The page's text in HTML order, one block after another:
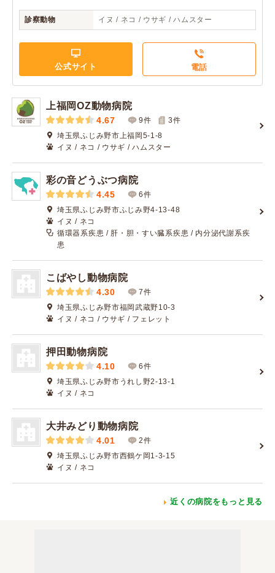
診察動物 イヌ / ネコ / ウサギ / ハムスター
公式サイト 電話
上福岡OZ動物病院
4.67 9件 3件
埼玉県ふじみ野市上福岡5-1-8
イヌ / ネコ / ウサギ / ハムスター
彩の音どうぶつ病院
4.45
6件
埼玉県ふじみ野市ふじみ野4-13-48
イヌ / ネコ
循環器系疾患 / 肝・胆・すい臓系疾患 / 内分泌代謝系疾
患
こばやし動物病院
4.30
7件
埼玉県ふじみ野市福岡武蔵野10-3
イヌ / ネコ / ウサギ / フェレット
押田動物病院
4.10
6件
埼玉県ふじみ野市うれし野2-13-1
イヌ / ネコ
大井みどり動物病院
4.01
2件
埼玉県ふじみ野市西鶴ケ岡1-3-15
イヌ / ネコ
近くの病院をもっと見る